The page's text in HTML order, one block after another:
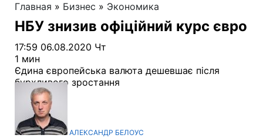
Главная » Бизнес » Экономика
НБУ знизив офіційний курс євро
17:59 06.08.2020 Чт
1 мин
Єдина європейська валюта дешевшає після
бурхливого зростання
АЛЕКСАНДР БЕЛОУС